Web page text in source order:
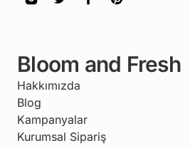
Bloom and Fresh
Hakkımızda
Blog
Kampanyalar
Kurumsal Sipariş